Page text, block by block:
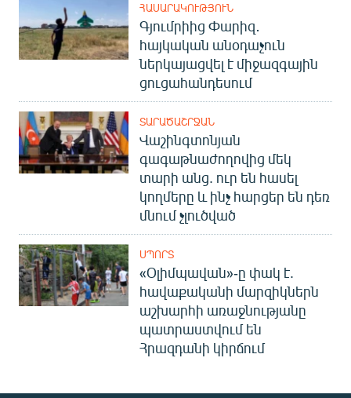
ՀԱՍԱՐԱԿՈՒԹՅՈՒՆ
Գյումրիից Փարիզ․
հայկական անօդաչուն
ներկայացվել է միջազգային
ցուցահանդեսում
ՏԱՐԱԾԱՇՐՋԱՆ
Վաշինգտոնյան
գագաթնաժողովից մեկ
տարի անց. ուր են հասել
կողմերը և ինչ հարցեր են դեռ
մնում չլուծված
ՍՊՈՐՏ
«Օլիմպավան»-ը փակ է.
հավաքականի մարզիկներն
աշխարհի առաջնությանը
պատրաստվում են
Հրազդանի կիրճում